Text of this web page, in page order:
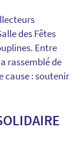
des Fêtes
Entre
rassemblé de
cause : soutenir